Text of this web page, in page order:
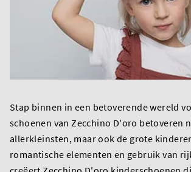
Stap binnen in een betoverende wereld
schoenen van Zecchino D'oro betoveren
allerkleinsten, maar ook de grote
romantische elementen en gebruik van